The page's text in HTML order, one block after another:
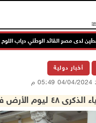
مصر القائد الوطني دياب اللوح
أخبار دولية
٤٨ ليوم الأرض في روسيا